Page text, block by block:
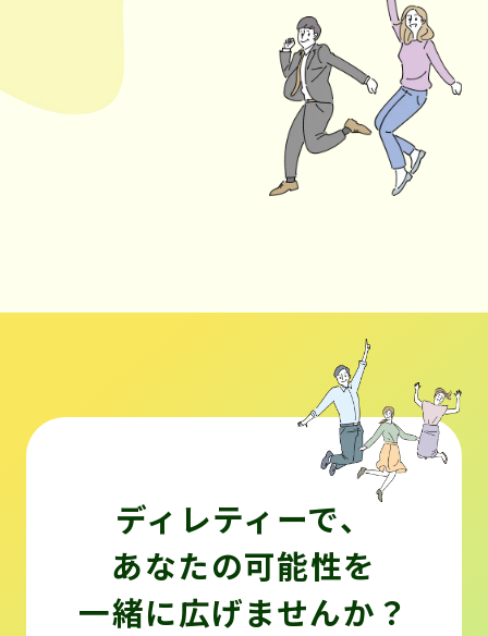
ディレティーで、
あなたの可能性を
一緒に広げませんか？